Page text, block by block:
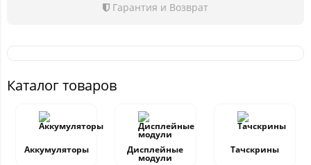
Гарантия и Возврат
Каталог товаров
Аккумуляторы Дисплейные
модули
Тачскрины